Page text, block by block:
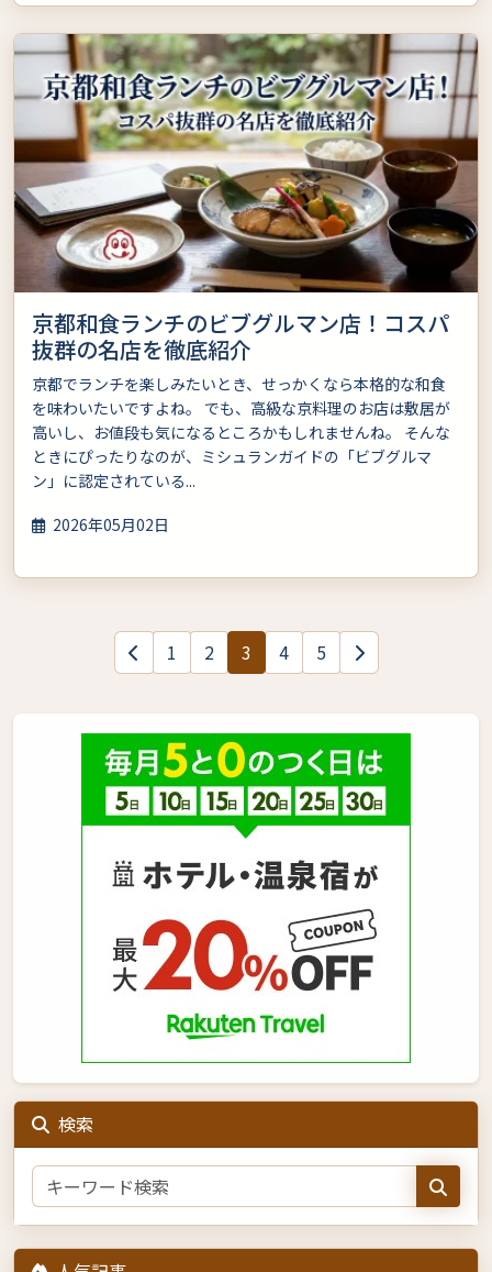
京都和食ランチのビブグルマン店！コスパ
抜群の名店を徹底紹介
京都でランチを楽しみたいとき、せっかくなら本格的な和食
を味わいたいですよね。 でも、高級な京料理のお店は敷居が
高いし、お値段も気になるところかもしれませんね。 そんな
ときにぴったりなのが、ミシュランガイドの「ビブグルマ
ン」に認定されている...
2026年05月02日
1 2 3 4 5
検索